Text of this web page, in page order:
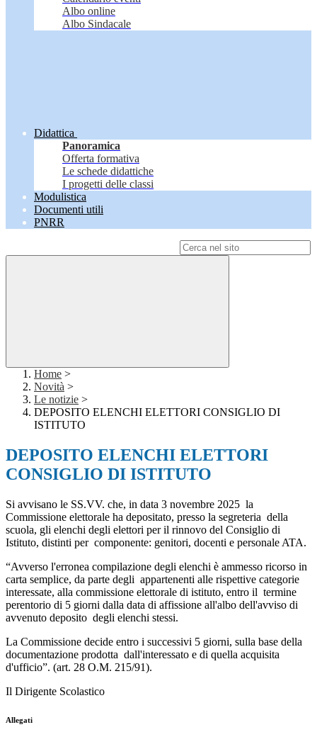
Albo online
Albo Sindacale
Didattica
Panoramica
Offerta formativa
Le schede didattiche
I progetti delle classi
Modulistica
Documenti utili
PNRR
Home >
Novità >
Le notizie >
DEPOSITO ELENCHI ELETTORI CONSIGLIO DI
ISTITUTO
DEPOSITO ELENCHI ELETTORI
CONSIGLIO DI ISTITUTO
Si avvisano le SS.VV. che, in data 3 novembre 2025 la
Commissione elettorale ha depositato, presso la segreteria della
scuola, gli elenchi degli elettori per il rinnovo del Consiglio di
Istituto, distinti per componente: genitori, docenti e personale ATA.
“Avverso l'erronea compilazione degli elenchi è ammesso ricorso in
carta semplice, da parte degli appartenenti alle rispettive categorie
interessate, alla commissione elettorale di istituto, entro il termine
perentorio di 5 giorni dalla data di affissione all'albo dell'avviso di
avvenuto deposito degli elenchi stessi.
La Commissione decide entro i successivi 5 giorni, sulla base della
documentazione prodotta dall'interessato e di quella acquisita
d'ufficio”. (art. 28 O.M. 215/91).
Il Dirigente Scolastico
Allegati